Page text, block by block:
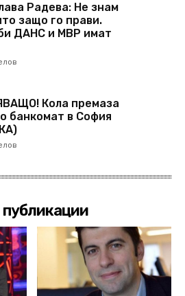
Радева: Не знам
защо го прави.
ДАНС и МВР имат
Кола премаза
банкомат в София